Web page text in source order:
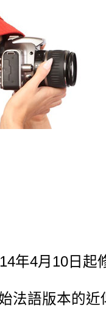
年4月10日起
法語版本的近